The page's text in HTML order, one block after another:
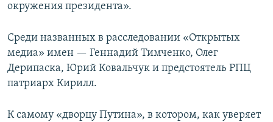
окружения президента».
Среди названных в расследовании «Открытых
медиа» имен — Геннадий Тимченко, Олег
Дерипаска, Юрий Ковальчук и предстоятель РПЦ
патриарх Кирилл.
К самому «дворцу Путина», в котором, как уверяет